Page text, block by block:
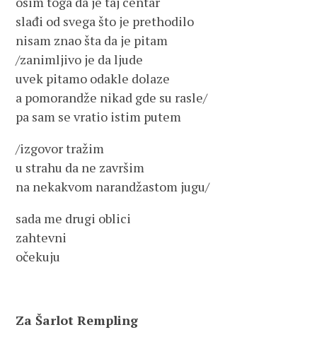
slađi od svega što je prethodilo
nisam znao šta da je pitam
/zanimljivo je da ljude
uvek pitamo odakle dolaze
a pomorandže nikad gde su rasle/
pa sam se vratio istim putem
/izgovor tražim
u strahu da ne završim
na nekakvom narandžastom jugu/
sada me drugi oblici
zahtevni
očekuju
Za Šarlot Rempling